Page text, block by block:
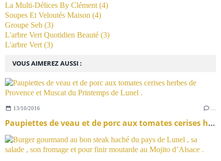
VOUS AIMEREZ AUSSI :
13/10/2016
Paupiettes de veau et de porc aux tomates cerises herbes de Provence et Muscat du Printemps de Lunel .
La Multi-Délices By Clément (4)
Soupes Et Veloutés Maison (4)
Groupe Seb (3)
L'arbre Vert Quotidien Beauté (3)
L'arbre Vert (3)